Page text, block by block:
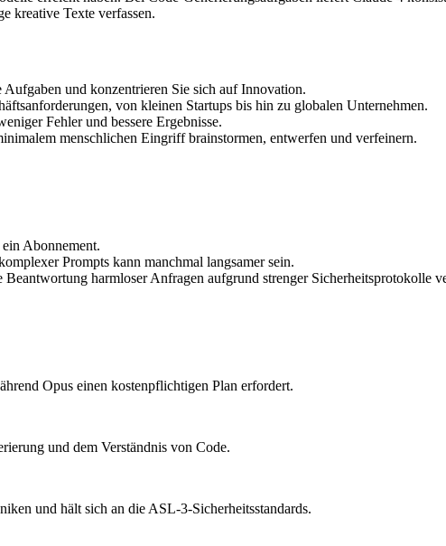
kreative Texte verfassen.
und konzentrieren Sie sich auf Innovation.
von kleinen Startups bis hin zu globalen Unternehmen.
Fehler und bessere Ergebnisse.
menschlichen Eingriff brainstormen, entwerfen und verfeinern.
Abonnement.
Prompts kann manchmal langsamer sein.
harmloser Anfragen aufgrund strenger Sicherheitsprotokolle
Opus einen kostenpflichtigen Plan erfordert.
und dem Verständnis von Code.
und hält sich an die ASL-3-Sicherheitsstandards.